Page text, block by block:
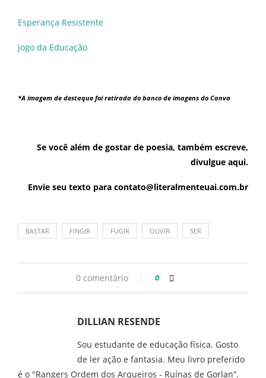
Esperança Resistente
Jogo da Educação
*A imagem de destaque foi retirada do banco de imagens do Canva
Se você além de gostar de poesia, também escreve,
divulgue aqui.
Envie seu texto para contato@literalmenteuai.com.br
BASTAR FINGIR FUGIR OUVIR SER
0 comentário 0
DILLIAN RESENDE
Sou estudante de educação física. Gosto
de ler ação e fantasia. Meu livro preferido
é o "Rangers Ordem dos Arqueiros - Ruínas de Gorlan”.